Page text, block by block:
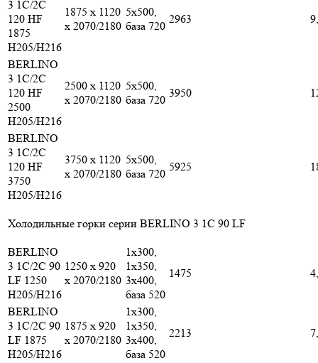
3 1C/2C
120 HF
1875
H205/H216
1875 x 1120
x 2070/2180
5х500,
база 720
2963
BERLINO
3 1C/2C
120 HF
2500
H205/H216
2500 x 1120
x 2070/2180
5х500,
база 720
3950
BERLINO
3 1C/2C
120 HF
3750
H205/H216
3750 x 1120
x 2070/2180
5х500,
база 720
5925
Холодильные горки серии BERLINO 3 1С 90 LF
BERLINO
3 1C/2C 90
LF 1250
H205/H216
1250 x 920
x 2070/2180
1х300,
1х350,
3х400,
база 520
1475
BERLINO
3 1C/2C 90
LF 1875
H205/H216
1875 x 920
x 2070/2180
1х300,
1х350,
3х400,
база 520
2213